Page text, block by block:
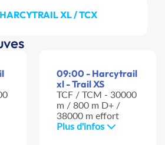
HARCYTRAIL XL / TCX
09:00 - Harcytrail
xl - Trail XS
TCF / TCM - 30000
m / 800 m D+ /
38000 m effort
Plus d'infos